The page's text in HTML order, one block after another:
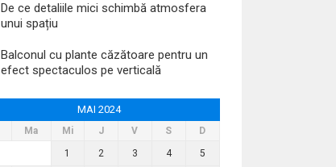
De ce detaliile mici schimbă atmosfera
unui spațiu
Balconul cu plante căzătoare pentru un
efect spectaculos pe verticală
MAI 2024
Ma Mi J V S
D
1
2 3 4 5